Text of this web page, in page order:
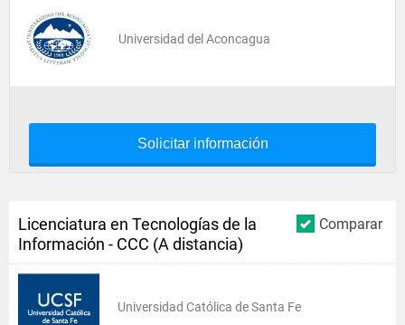
Universidad del Aconcagua
Solicitar información
Comparar
Licenciatura en Tecnologías de la
Información - CCC (A distancia)
Universidad Católica de Santa Fe